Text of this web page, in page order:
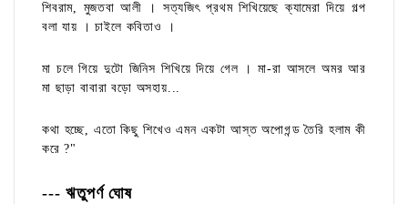
শিবরাম, মুজতবা আলী । সত্যজিৎ প্রথম শিখিয়েছে ক্যামেরা দিয়ে গল্প
বলা যায় । চাইলে কবিতাও ।
মা চলে গিয়ে দুটো জিনিস শিখিয়ে দিয়ে গেল । মা-রা আসলে অমর আর
মা ছাড়া বাবারা বড়ো অসহায়...
কথা হচ্ছে, এতো কিছু শিখেও এমন একটা আস্ত অপোগন্ড তৈরি হলাম কী
করে ?"
--- ঋতুপর্ণ ঘোষ